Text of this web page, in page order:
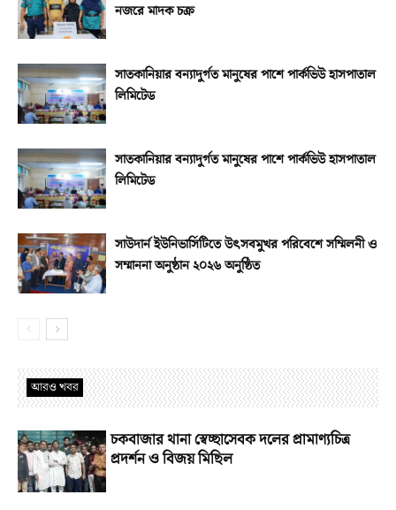
নজরে মাদক চক্র
সাতকানিয়ার বন্যাদুর্গত মানুষের পাশে পার্কভিউ হাসপাতাল
লিমিটেড
সাতকানিয়ার বন্যাদুর্গত মানুষের পাশে পার্কভিউ হাসপাতাল
লিমিটেড
সাউদার্ন ইউনিভার্সিটিতে উৎসবমুখর পরিবেশে সম্মিলনী ও
সম্মাননা অনুষ্ঠান ২০২৬ অনুষ্ঠিত
আরও খবর
চকবাজার থানা স্বেচ্ছাসেবক দলের প্রামাণ্যচিত্র
প্রদর্শন ও বিজয় মিছিল